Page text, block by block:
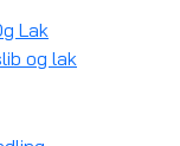
og lak